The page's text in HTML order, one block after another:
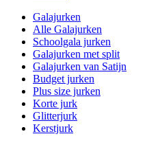
Galajurken
Alle Galajurken
Schoolgala jurken
Galajurken met split
Galajurken van Satijn
Budget jurken
Plus size jurken
Korte jurk
Glitterjurk
Kerstjurk